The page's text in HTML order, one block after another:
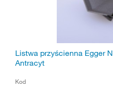
Listwa przyścienna Egger
Antracyt
Kod